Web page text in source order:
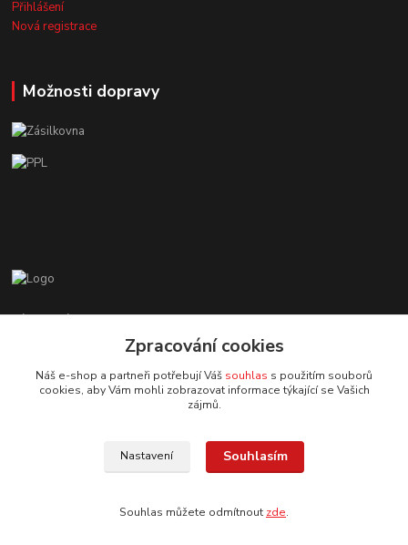
Přihlášení
Nová registrace
Možnosti dopravy
Zákaznická podpora EshopMB.cz
+420 606 622 002
eshopmb@seznam.cz
© Copyright 2024 Martha Black
Zpracování cookies
Náš e-shop a partneři potřebují Váš souhlas s použitím souborů
cookies, aby Vám mohli zobrazovat informace týkající se Vašich
zájmů.
Nastavení Souhlasím
Souhlas můžete odmítnout zde.